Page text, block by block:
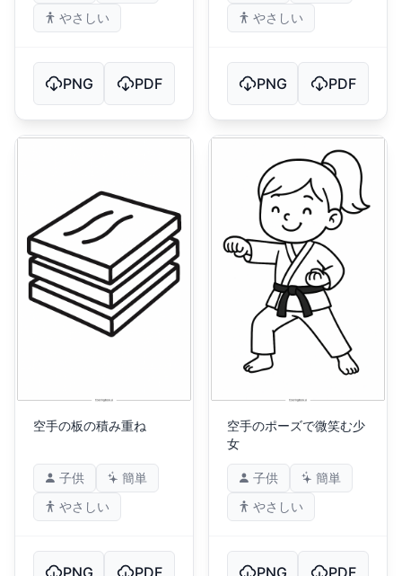
やさしい
PNG PDF
やさしい
PNG PDF
空手の板の積み重ね
子供
簡単
やさしい
PNG PDF
空手のポーズで微笑む少
女
子供
簡単
やさしい
PNG PDF